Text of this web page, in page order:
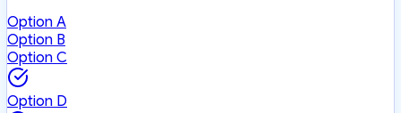
Option A
Option B
Option C
Option D